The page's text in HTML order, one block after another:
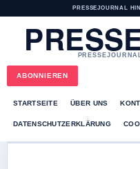
PRESSEJOURNAL
ABONNIEREN
STARTSEITE ÜBER UNS
DATENSCHUTZERKLÄRUNG